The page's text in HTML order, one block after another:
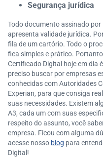
Segurança jurídica
Todo documento assinado por
apresenta validade jurídica.
fila de um cartório. Todo o
fica simples e prático.
Certificado Digital hoje em dia
preciso buscar por empresas
conhecidas com Autoridades
Experian, para que consiga
suas necessidades. Existem
A3, cada um com suas
respeito do assunto, você
empresa. Ficou com alguma
acesse nosso blog para
Digital!